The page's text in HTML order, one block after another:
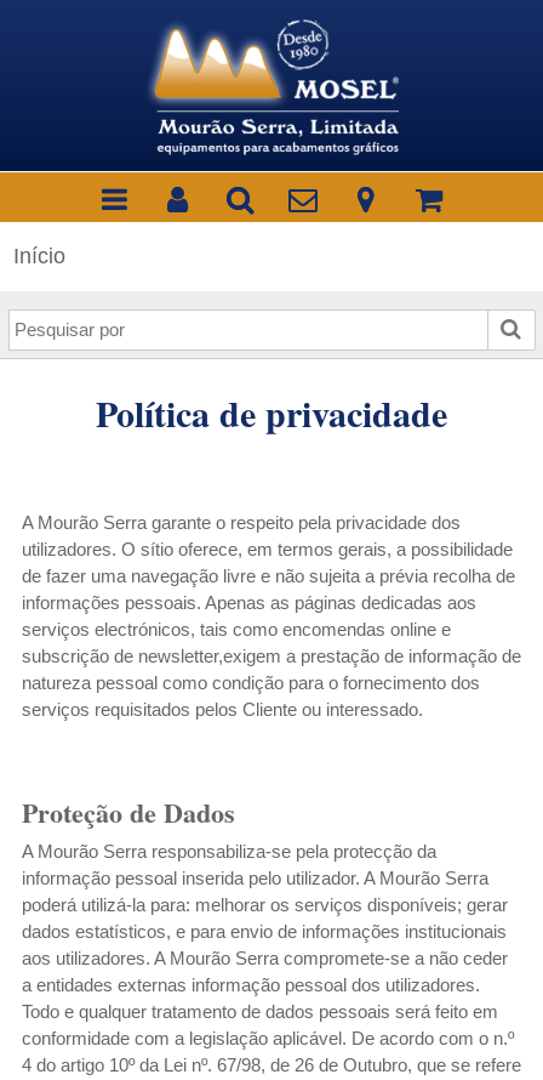
Início
P
e
Política de privacidade
A Mourão Serra garante o respeito pela privacidade dos
utilizadores. O sítio oferece, em termos gerais, a possibilidade
de fazer uma navegação livre e não sujeita a prévia recolha de
informações pessoais. Apenas as páginas dedicadas aos
serviços electrónicos, tais como encomendas online e
subscrição de newsletter,exigem a prestação de informação de
natureza pessoal como condição para o fornecimento dos
serviços requisitados pelos Cliente ou interessado.
Proteção de Dados
A Mourão Serra responsabiliza-se pela protecção da
informação pessoal inserida pelo utilizador. A Mourão Serra
poderá utilizá-la para: melhorar os serviços disponíveis; gerar
dados estatísticos, e para envio de informações institucionais
aos utilizadores. A Mourão Serra compromete-se a não ceder
a entidades externas informação pessoal dos utilizadores.
Todo e qualquer tratamento de dados pessoais será feito em
conformidade com a legislação aplicável. De acordo com o n.º
4 do artigo 10º da Lei nº. 67/98, de 26 de Outubro, que se refere